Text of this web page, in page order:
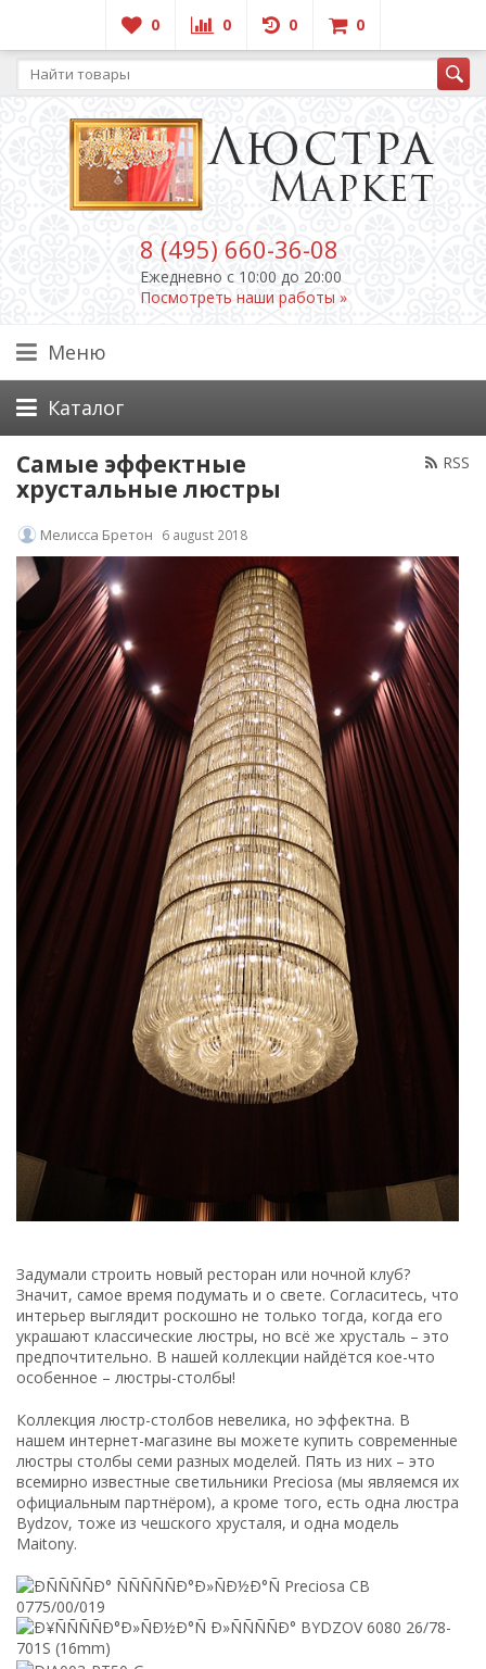
0 0 0 0
8 (495) 660-36-08
Ежедневно c 10:00 до 20:00
Посмотреть наши работы »
Меню
Каталог
RSS
Самые эффектные
хрустальные люстры
Мелисса Бретон 6 august 2018
Задумали строить новый ресторан или ночной клуб?
Значит, самое время подумать и о свете. Согласитесь, что
интерьер выглядит роскошно не только тогда, когда его
украшают классические люстры, но всё же хрусталь – это
предпочтительно. В нашей коллекции найдётся кое-что
особенное – люстры-столбы!
Коллекция люстр-столбов невелика, но эффектна. В
нашем интернет-магазине вы можете купить современные
люстры столбы семи разных моделей. Пять из них – это
всемирно известные светильники Preciosa (мы являемся их
официальным партнёром), а кроме того, есть одна люстра
Bydzov, тоже из чешского хрусталя, и одна модель
Maitony.